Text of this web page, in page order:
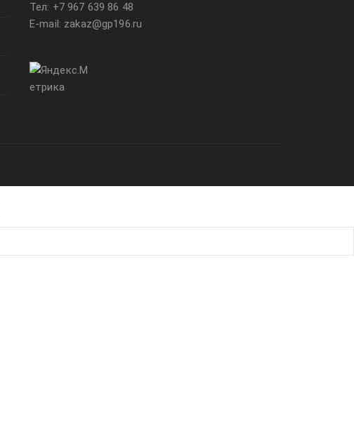
Тел: +7 967 639 86 48
E-mail: zakaz@gp196.ru